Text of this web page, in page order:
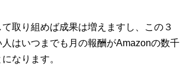
取り組めば成果は増えますし、この３
はいつまでも月の報酬がAmazonの数千
なります。